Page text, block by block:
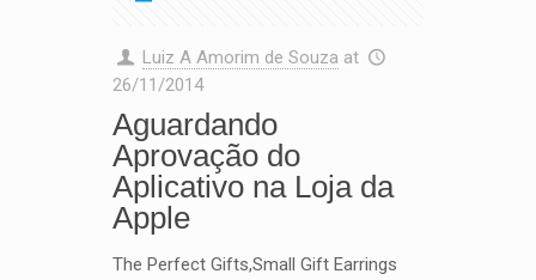
Luiz A Amorim de Souza at
26/11/2014
Aguardando
Aprovação do
Aplicativo na Loja da
Apple
The Perfect Gifts,Small Gift Earrings